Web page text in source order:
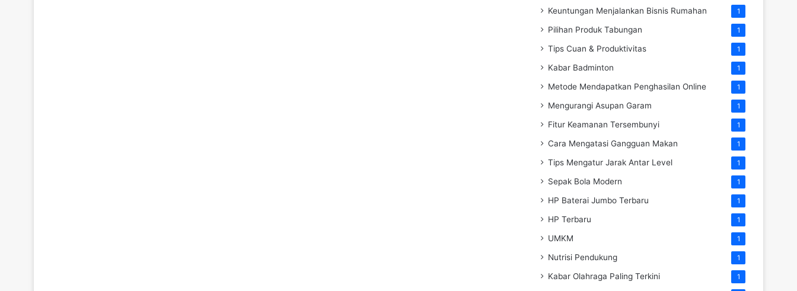
Keuntungan Menjalankan Bisnis Rumahan 1
Pilihan Produk Tabungan 1
Tips Cuan & Produktivitas 1
Kabar Badminton 1
Metode Mendapatkan Penghasilan Online 1
Mengurangi Asupan Garam 1
Fitur Keamanan Tersembunyi 1
Cara Mengatasi Gangguan Makan 1
Tips Mengatur Jarak Antar Level 1
Sepak Bola Modern 1
HP Baterai Jumbo Terbaru 1
HP Terbaru 1
UMKM 1
Nutrisi Pendukung 1
Kabar Olahraga Paling Terkini 1